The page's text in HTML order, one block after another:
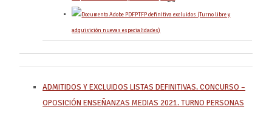
PTFP definitiva excluidos (Turno libre y
adquisición nuevas especialidades)
ADMITIDOS Y EXCLUIDOS LISTAS DEFINITIVAS. CONCURSO –
OPOSICIÓN ENSEÑANZAS MEDIAS 2021. TURNO PERSONAS